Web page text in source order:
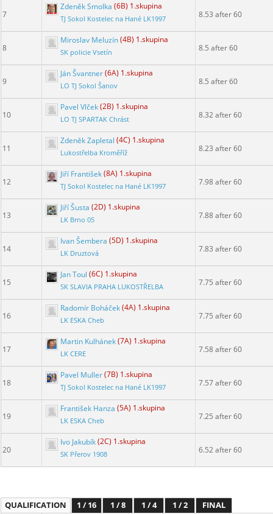
7
Zdeněk Smolka (6B) 1.skupina
TJ Sokol Kostelec na Hané LK1997 8.53 after 60
8
Miroslav Meluzín(4B) 1.skupina
SK policie Vsetín 8.5 after 60
9
Ján Švantner(6A) 1.skupina
LO TJ Sokol Šanov 8.5 after 60
10
Pavel Vlček(2B) 1.skupina
LO TJ SPARTAK Chrást 8.32 after 60
11
Zdeněk Zapletal (4C) 1.skupina
Lukostřelba Kroměříž 8.23 after 60
12
Jiří František(8A) 1.skupina
TJ Sokol Kostelec na Hané LK1997 7.98 after 60
13
Jiří Šusta (2D) 1.skupina
LK Brno 05 7.88 after 60
14
Ivan Šembera (5D) 1.skupina
LK Druztová 7.83 after 60
15
Jan Toul (6C) 1.skupina
SK SLAVIA PRAHA LUKOSTŘELBA 7.75 after 60
16
Radomír Boháček(4A) 1.skupina
LK ESKA Cheb 7.75 after 60
17
Martin Kulhánek(7A) 1.skupina
LK CERE 7.58 after 60
18
Pavel Muller(7B) 1.skupina
TJ Sokol Kostelec na Hané LK1997 7.57 after 60
19
František Hanza (5A) 1.skupina
LK ESKA Cheb 7.25 after 60
20
Ivo Jakubík(2C) 1.skupina
SK Přerov 1908 6.52 after 60
QUALIFICATION 1 / 16 1 / 8 1 / 4 1 / 2
FINAL